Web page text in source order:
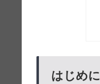
はじめに